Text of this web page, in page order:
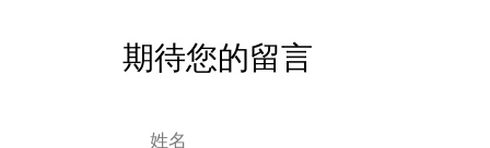
期待您的留言
姓名